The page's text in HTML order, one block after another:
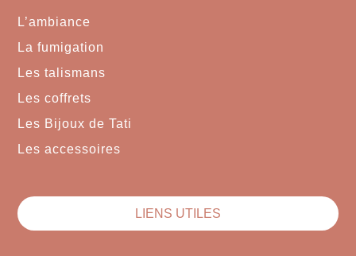
L’ambiance
La fumigation
Les talismans
Les coffrets
Les Bijoux de Tati
Les accessoires
LIENS UTILES